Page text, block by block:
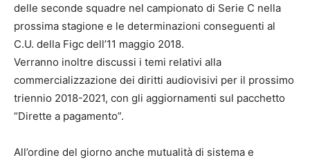
delle seconde squadre nel campionato di Serie C nella
prossima stagione e le determinazioni conseguenti al
C.U. della Figc dell’11 maggio 2018.
Verranno inoltre discussi i temi relativi alla
commercializzazione dei diritti audiovisivi per il prossimo
triennio 2018-2021, con gli aggiornamenti sul pacchetto
“Dirette a pagamento”.
All’ordine del giorno anche mutualità di sistema e